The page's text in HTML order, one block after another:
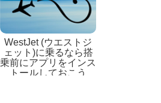
WestJet (ウエストジ
ェット)に乗るなら搭
乗前にアプリをインス
トールしておこう